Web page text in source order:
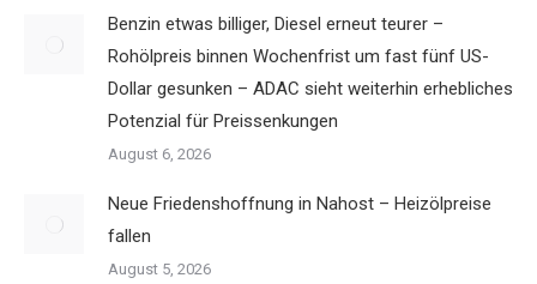
Benzin etwas billiger, Diesel erneut teurer –
Rohölpreis binnen Wochenfrist um fast fünf US-
Dollar gesunken – ADAC sieht weiterhin erhebliches
Potenzial für Preissenkungen
August 6, 2026
Neue Friedenshoffnung in Nahost – Heizölpreise
fallen
August 5, 2026